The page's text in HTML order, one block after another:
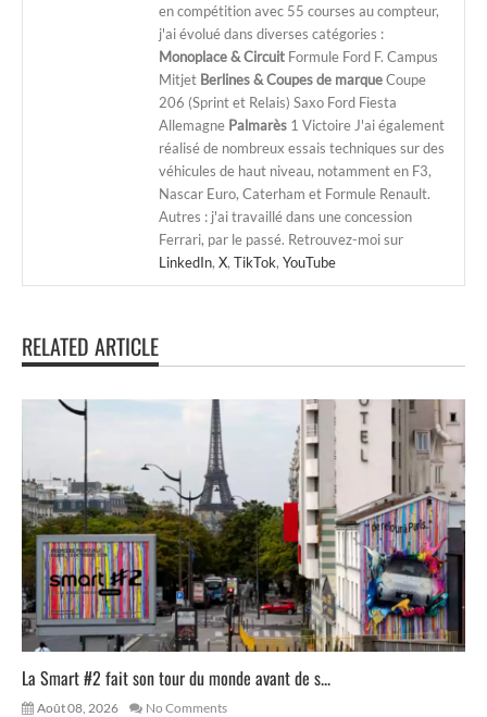
en compétition avec 55 courses au compteur,
j'ai évolué dans diverses catégories :
Monoplace & Circuit Formule Ford F. Campus
Mitjet Berlines & Coupes de marqueCoupe
206 (Sprint et Relais) Saxo Ford Fiesta
Allemagne Palmarès 1 Victoire J'ai également
réalisé de nombreux essais techniques sur des
véhicules de haut niveau, notamment en F3,
Nascar Euro, Caterham et Formule Renault.
Autres : j'ai travaillé dans une concession
Ferrari, par le passé. Retrouvez-moi sur
LinkedIn, X, TikTok, YouTube
RELATED ARTICLE
La Smart #2 fait son tour du monde avant de s...
Août 08, 2026 No Comments